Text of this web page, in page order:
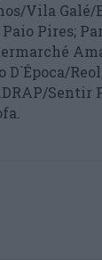
Vila
Pires;
D`Época/
Sentir